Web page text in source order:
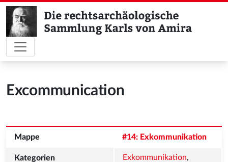
Excommunication
#14: Exkommunikation
Exkommunikation,